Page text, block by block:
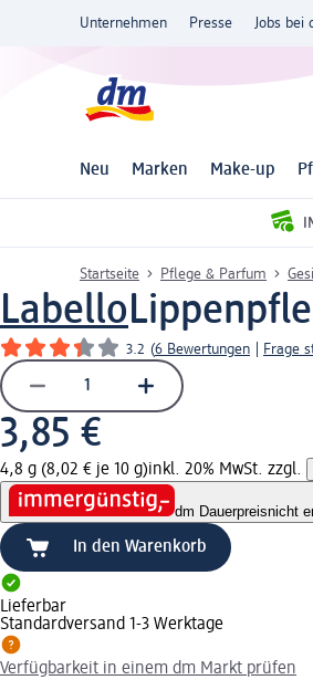
Unternehmen Presse Jobs bei
Neu Marken Make-up
Startseite Pflege & Parfum
Labello
3.2 (6 Bewertungen Frage
3,85 €
4,8 g (8,02 € je 10 g)inkl. 20% MwSt. zzgl.
dm Dauerpreisnicht
In den Warenkorb
Lieferbar
Standardversand 1-3 Werktage
Verfügbarkeit in einem dm Markt prüfen